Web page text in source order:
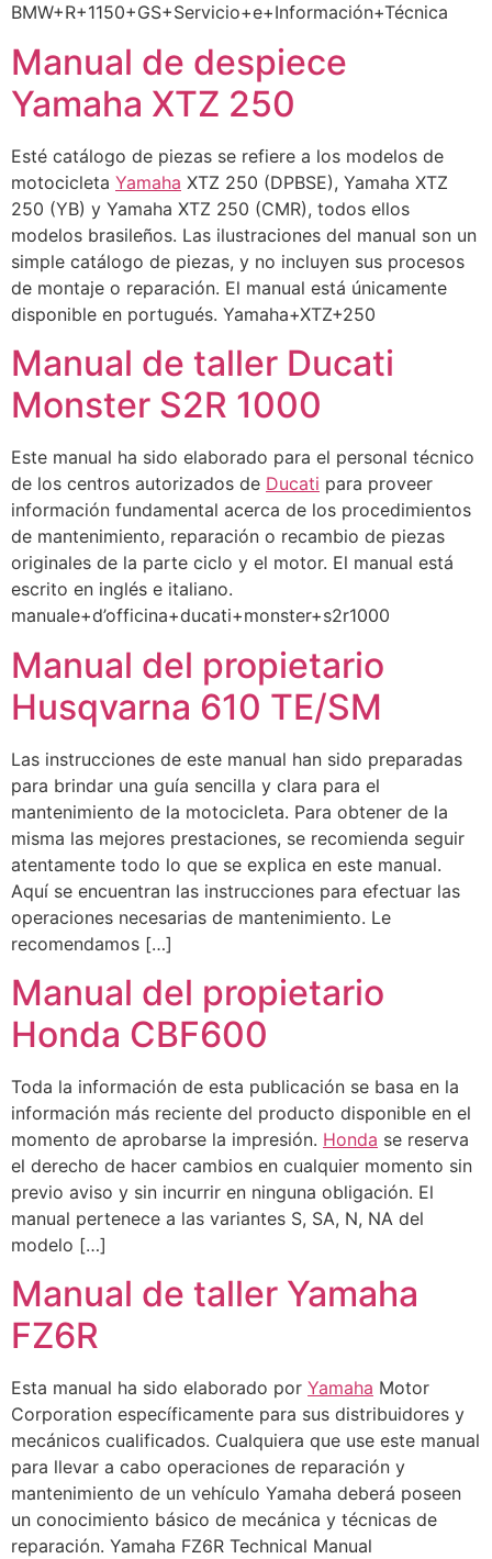
BMW+R+1150+GS+Servicio+e+Información+Técnica
Manual de despiece
Yamaha XTZ 250
Esté catálogo de piezas se refiere a los modelos de
motocicleta Yamaha XTZ 250 (DPBSE), Yamaha XTZ
250 (YB) y Yamaha XTZ 250 (CMR), todos ellos
modelos brasileños. Las ilustraciones del manual son un
simple catálogo de piezas, y no incluyen sus procesos
de montaje o reparación. El manual está únicamente
disponible en portugués. Yamaha+XTZ+250
Manual de taller Ducati
Monster S2R 1000
Este manual ha sido elaborado para el personal técnico
de los centros autorizados de Ducati para proveer
información fundamental acerca de los procedimientos
de mantenimiento, reparación o recambio de piezas
originales de la parte ciclo y el motor. El manual está
escrito en inglés e italiano.
manuale+d’officina+ducati+monster+s2r1000
Manual del propietario
Husqvarna 610 TE/SM
Las instrucciones de este manual han sido preparadas
para brindar una guía sencilla y clara para el
mantenimiento de la motocicleta. Para obtener de la
misma las mejores prestaciones, se recomienda seguir
atentamente todo lo que se explica en este manual.
Aquí se encuentran las instrucciones para efectuar las
operaciones necesarias de mantenimiento. Le
recomendamos […]
Manual del propietario
Honda CBF600
Toda la información de esta publicación se basa en la
información más reciente del producto disponible en el
momento de aprobarse la impresión. Honda se reserva
el derecho de hacer cambios en cualquier momento sin
previo aviso y sin incurrir en ninguna obligación. El
manual pertenece a las variantes S, SA, N, NA del
modelo […]
Manual de taller Yamaha
FZ6R
Esta manual ha sido elaborado por Yamaha Motor
Corporation específicamente para sus distribuidores y
mecánicos cualificados. Cualquiera que use este manual
para llevar a cabo operaciones de reparación y
mantenimiento de un vehículo Yamaha deberá poseen
un conocimiento básico de mecánica y técnicas de
reparación. Yamaha FZ6R Technical Manual